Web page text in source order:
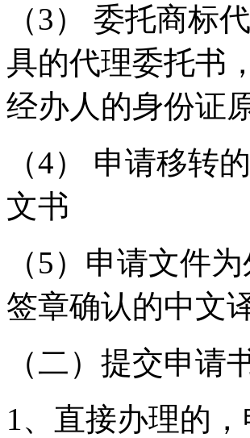
（3） 委托商标
具的代理委托书
经办人的身份证
（4） 申请移转
文书
（5）申请文件
签章确认的中文
（二）提交申请
1、直接办理的